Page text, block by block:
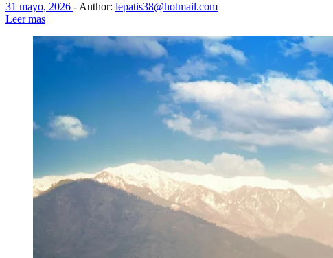
31 mayo, 2026 - Author: lepatis38@hotmail.com
Leer mas